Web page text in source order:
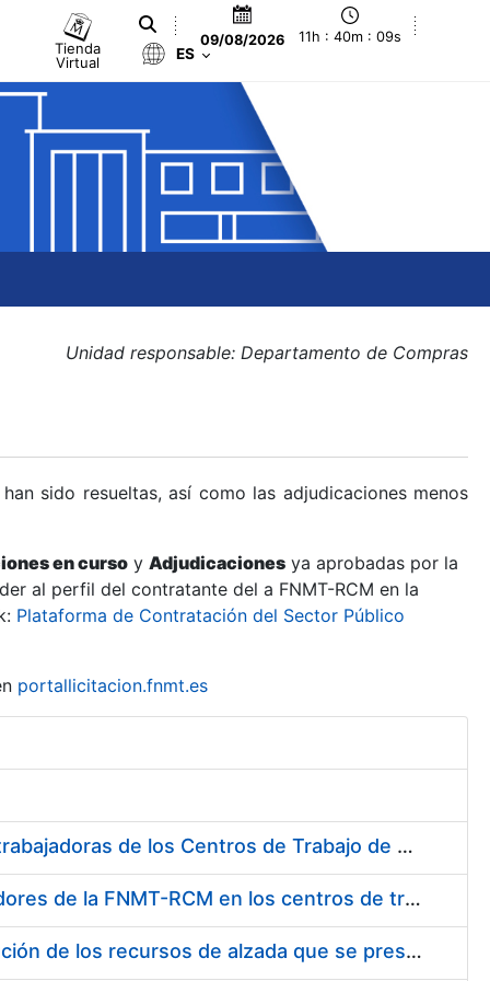
Tienda
Virtual
09/08/2026 11h : 40m : 10s
ES
Unidad responsable: Departamento de Compras
sido resueltas, así como las adjudicaciones menos
en curso y Adjudicaciones ya aprobadas por la
al perfil del contratante del a FNMT-RCM en la
Plataforma de Contratación del Sector Público
portallicitacion.fnmt.es
Suministro de Protectores Auditivos a medida para las personas trabajadoras de los Centros de Trabajo de Madrid y Burgos
Suministro de gafas graduadas antiproyecciones para los trabajadores de la FNMT-RCM en los centros de trabajo de Madrid y Burgos
Servicios de una empresa externa para el asesoramiento y resolución de los recursos de alzada que se presentan relacionados con procesos de selección para la FNMT-RCM